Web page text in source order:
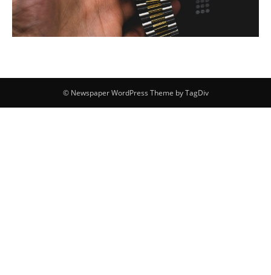
© Newspaper WordPress Theme by TagDiv